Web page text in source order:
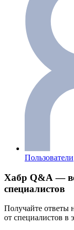
Пользователи
Хабр Q&A —
специалистов
Получайте ответы
от специалистов в